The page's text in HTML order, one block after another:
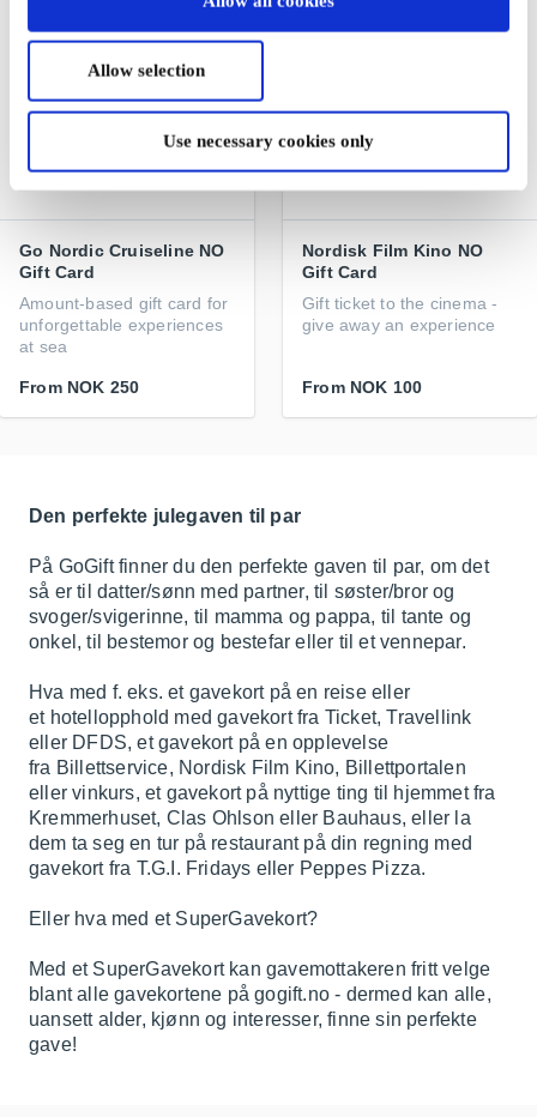
Allow selection
Use necessary cookies only
Go Nordic Cruiseline NO
Gift Card
Amount-based gift card for
unforgettable experiences
at sea
From NOK 250
Nordisk Film Kino NO
Gift Card
Gift ticket to the cinema -
give away an experience
From NOK 100
Den perfekte julegaven til par
På GoGift finner du den perfekte gaven til par, om det
så er til datter/sønn med partner, til søster/bror og
svoger/svigerinne, til mamma og pappa, til tante og
onkel, til bestemor og bestefar eller til et vennepar.
Hva med f. eks. et gavekort på en reise eller
et hotellopphold med gavekort fra Ticket, Travellink
eller DFDS, et gavekort på en opplevelse
fra Billettservice, Nordisk Film Kino, Billettportalen
eller vinkurs, et gavekort på nyttige ting til hjemmet fra
Kremmerhuset, Clas Ohlson eller Bauhaus, eller la
dem ta seg en tur på restaurant på din regning med
gavekort fra T.G.I. Fridays eller Peppes Pizza.
Eller hva med et SuperGavekort?
Med et SuperGavekort kan gavemottakeren fritt velge
blant alle gavekortene på gogift.no - dermed kan alle,
uansett alder, kjønn og interesser, finne sin perfekte
gave!